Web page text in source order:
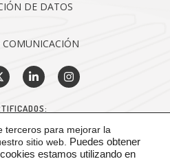
DE DATOS
terceros para mejorar la
sitio web.
Puedes obtener
estamos utilizando en